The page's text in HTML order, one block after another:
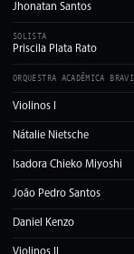
Jhonatan Santos
SOLISTA
Priscila Plata Rato
ORQUESTRA ACADÊMICA BRAVI
Violinos I
Nátalie Nietsche
Isadora Chieko Miyoshi
João Pedro Santos
Daniel Kenzo